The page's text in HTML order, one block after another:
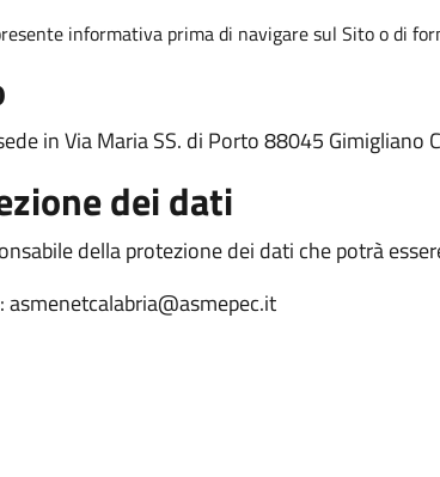
informativa prima di navigare sul Sito o di
in Via Maria SS. di Porto 88045 Gimigliano
dei dati
della protezione dei dati che potrà
asmenetcalabria@asmepec.it